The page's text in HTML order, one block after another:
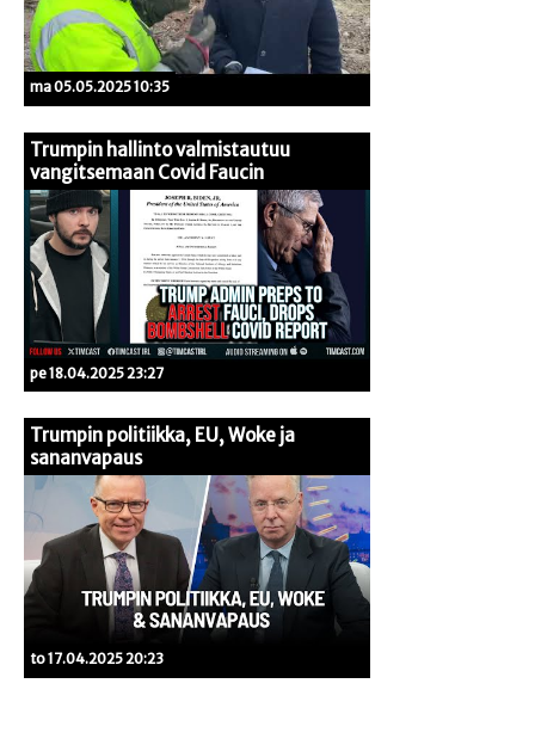
ma 05.05.2025 10:35
Trumpin hallinto valmistautuu
vangitsemaan Covid Faucin
pe 18.04.2025 23:27
Trumpin politiikka, EU, Woke ja
sananvapaus
to 17.04.2025 20:23